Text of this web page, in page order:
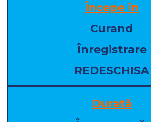
Începe în
Curand
Înregistrare
REDESCHISA
Durată